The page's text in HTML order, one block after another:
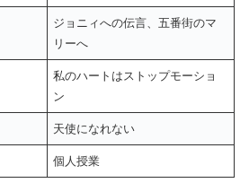
ジョニィへの伝言、五番街のマ
リーへ
私のハートはストップモーショ
ン
天使になれない
個人授業